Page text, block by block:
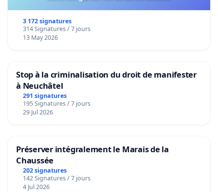
3 172 signatures
314 Signatures / 7 jours
13 May 2026
Stop à la criminalisation du droit de manifester
à Neuchâtel
291 signatures
195 Signatures / 7 jours
29 Jul 2026
Préserver intégralement le Marais de la
Chaussée
202 signatures
142 Signatures / 7 jours
4 Jul 2026